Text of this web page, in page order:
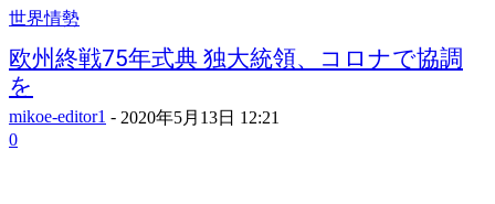
世界情勢
欧州終戦75年式典 独大統領、コロナで協調
を
mikoe-editor1 - 2020年5月13日 12:21
0